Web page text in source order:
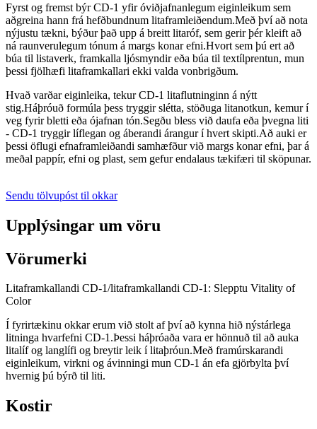
Fyrst og fremst býr CD-1 yfir óviðjafnanlegum eiginleikum sem
aðgreina hann frá hefðbundnum litaframleiðendum.Með því að nota
nýjustu tækni, býður það upp á breitt litaróf, sem gerir þér kleift að
ná raunverulegum tónum á margs konar efni.Hvort sem þú ert að
búa til listaverk, framkalla ljósmyndir eða búa til textílprentun, mun
þessi fjölhæfi litaframkallari ekki valda vonbrigðum.
Hvað varðar eiginleika, tekur CD-1 litaflutninginn á nýtt
stig.Háþróuð formúla þess tryggir slétta, stöðuga litanotkun, kemur í
veg fyrir bletti eða ójafnan tón.Segðu bless við daufa eða þvegna liti
- CD-1 tryggir líflegan og áberandi árangur í hvert skipti.Að auki er
þessi öflugi efnaframleiðandi samhæfður við margs konar efni, þar á
meðal pappír, efni og plast, sem gefur endalaus tækifæri til sköpunar.
Sendu tölvupóst til okkar
Upplýsingar um vöru
Vörumerki
Litaframkallandi CD-1/litaframkallandi CD-1: Slepptu Vitality of
Color
Í fyrirtækinu okkar erum við stolt af því að kynna hið nýstárlega
litninga hvarfefni CD-1.Þessi háþróaða vara er hönnuð til að auka
litalíf og langlífi og breytir leik í litaþróun.Með framúrskarandi
eiginleikum, virkni og ávinningi mun CD-1 án efa gjörbylta því
hvernig þú býrð til liti.
Kostir